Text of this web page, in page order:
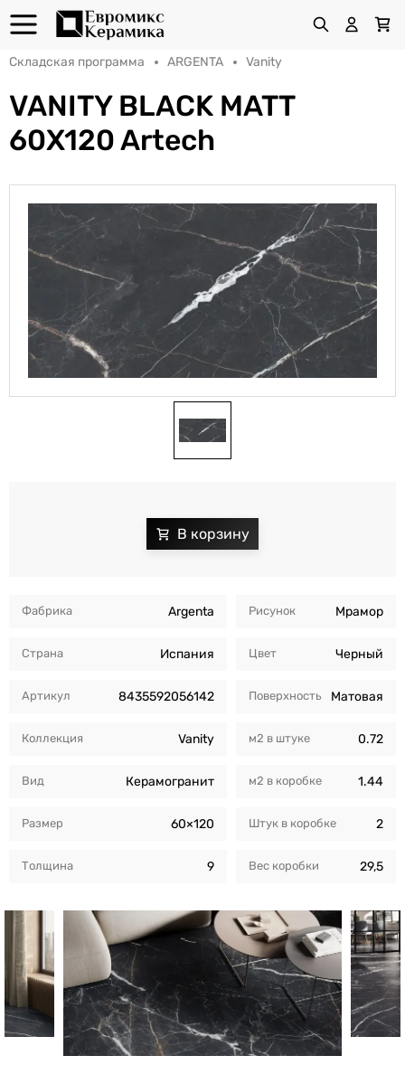
Складская программа ARGENTA Vanity
VANITY BLACK MATT
60X120 Artech
Фабрика Argenta
Страна Испания
Артикул 8435592056142
Коллекция Vanity
Вид Керамогранит
Размер 60×120
Толщина 9
Рисунок Мрамор
Цвет Черный
Поверхность Матовая
м2 в штуке 0.72
м2 в коробкe 1.44
Штук в коробкe 2
Вес коробки 29,5